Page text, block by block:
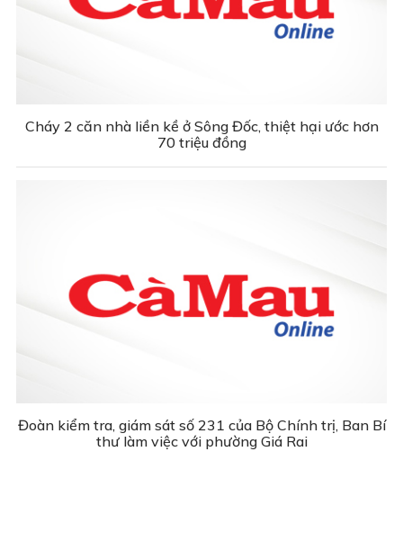
Cháy 2 căn nhà liền kề ở Sông Đốc, thiệt hại ước hơn
70 triệu đồng
Đoàn kiểm tra, giám sát số 231 của Bộ Chính trị, Ban Bí
thư làm việc với phường Giá Rai